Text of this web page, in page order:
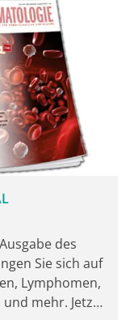
des
Sie sich auf
Lymphomen,
mehr. Jetzt